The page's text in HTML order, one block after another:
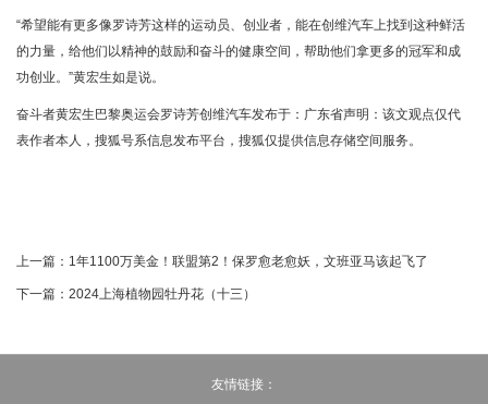
“希望能有更多像罗诗芳这样的运动员、创业者，能在创维汽车上找到这种鲜活
的力量，给他们以精神的鼓励和奋斗的健康空间，帮助他们拿更多的冠军和成
功创业。”黄宏生如是说。
奋斗者黄宏生巴黎奥运会罗诗芳创维汽车发布于：广东省声明：该文观点仅代
表作者本人，搜狐号系信息发布平台，搜狐仅提供信息存储空间服务。
上一篇： 1年1100万美金！联盟第2！保罗愈老愈妖，文班亚马该起飞了
下一篇： 2024上海植物园牡丹花（十三）
友情链接：